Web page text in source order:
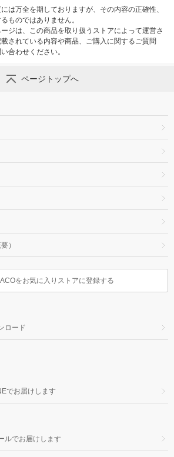
は万全を期しておりますが、その内容の正確性、
ものではありません。
ジは、この商品を取り扱うストアによって運営さ
されている内容や商品、ご購入に関するご質問
合わせください。
ページトップへ
）
をお気に入りストアに登録する
ロード
でお届けします
ルでお届けします